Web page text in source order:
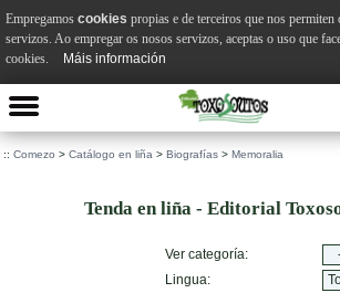
:: Comezo > Catálogo en liña > Biografías > Memoralia
Tenda en liña - Editorial
Ver categoría:
Lingua:
Empregamos cookies propias e de terceiros que nos permiten
servizos. Ao empregar os nosos servizos, aceptas o uso que
cookies.
Máis información